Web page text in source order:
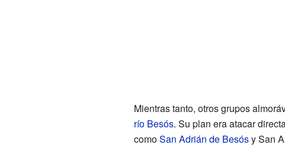
Mientras tanto, otros grupos
río Besós. Su plan era atacar
comoSan Adrián de Besósy San